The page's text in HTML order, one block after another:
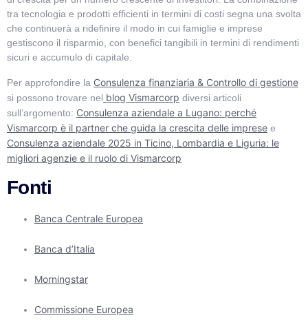
tra tecnologia e prodotti efficienti in termini di costi segna una svolta
che continuerà a ridefinire il modo in cui famiglie e imprese
gestiscono il risparmio, con benefici tangibili in termini di rendimenti
sicuri e accumulo di capitale.
Per approfondire la Consulenza finanziaria & Controllo di gestione
si possono trovare nel blog Vismarcorp diversi articoli
sull’argomento: Consulenza aziendale a Lugano: perché
Vismarcorp è il partner che guida la crescita delle imprese e
Consulenza aziendale 2025 in Ticino, Lombardia e Liguria: le
migliori agenzie e il ruolo di Vismarcorp
Fonti
Banca Centrale Europea
Banca d’Italia
Morningstar
Commissione Europea